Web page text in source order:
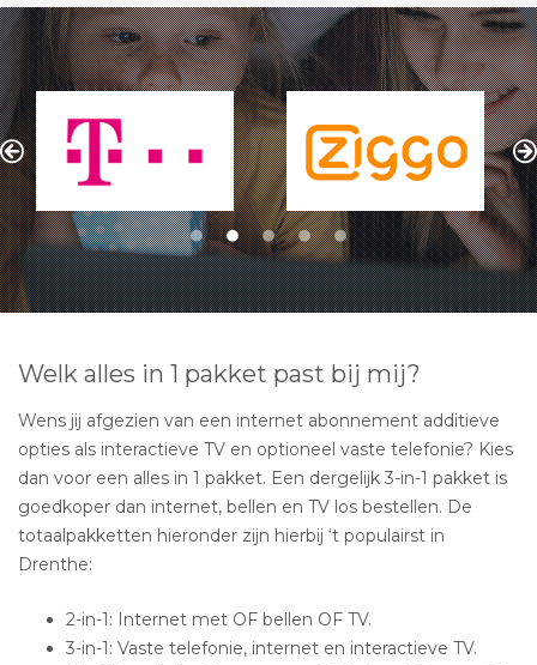
Welk alles in 1 pakket past bij mij?
Wens jij afgezien van een internet abonnement additieve
opties als interactieve TV en optioneel vaste telefonie? Kies
dan voor een alles in 1 pakket. Een dergelijk 3-in-1 pakket is
goedkoper dan internet, bellen en TV los bestellen. De
totaalpakketten hieronder zijn hierbij ‘t populairst in
Drenthe:
2-in-1: Internet met OF bellen OF TV.
3-in-1: Vaste telefonie, internet en interactieve TV.